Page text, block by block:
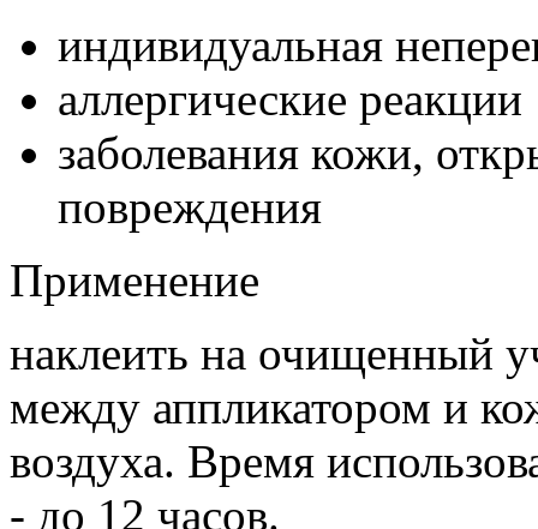
индивидуальная
аллергические реакции
заболевания кожи,
повреждения
Применение
наклеить на очищенный
между аппликатором и
воздуха. Время
- до 12 часов.